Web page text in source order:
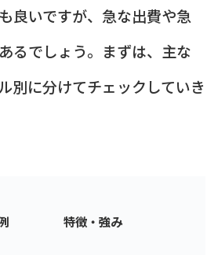
良いですが、急な出費や急
るでしょう。まずは、主な
別に分けてチェックしていき
特徴・強み